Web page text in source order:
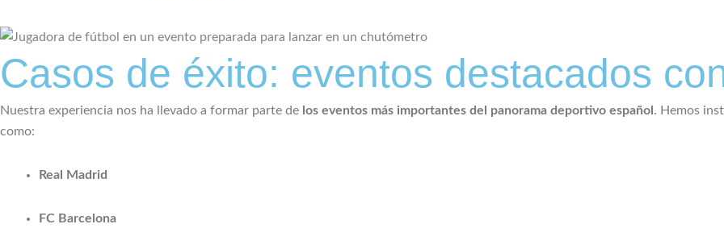
Casos de éxito: eventos destacados
Nuestra experiencia nos ha llevado a formar parte de los eventos más importantes del panorama deportivo español . Hemos
como:
Real Madrid
FC Barcelona